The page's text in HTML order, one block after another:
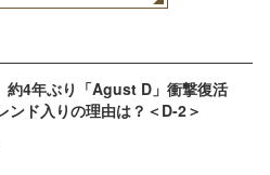
約4年ぶり「Agust D」衝撃復活
ンド入りの理由は？＜D-2＞